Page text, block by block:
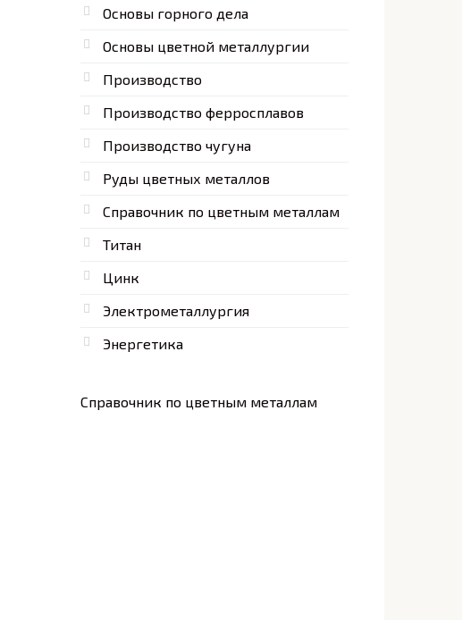
Основы горного дела
Основы цветной металлургии
Производство
Производство ферросплавов
Производство чугуна
Руды цветных металлов
Справочник по цветным металлам
Титан
Цинк
Электрометаллургия
Энергетика
Справочник по цветным металлам